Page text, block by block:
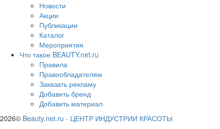
Новости
Акции
Публикации
Каталог
Мероприятия
Что такое BEAUTY.net.ru
Правила
Правообладателям
Заказать рекламу
Добавить бренд
Добавить материал
2026© Beauty.net.ru - ЦЕНТР ИНДУСТРИИ КРАСОТЫ